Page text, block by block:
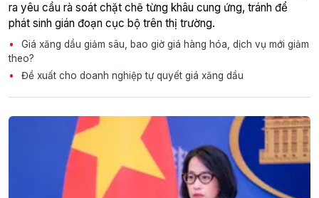
ra yêu cầu rà soát chặt chẽ từng khâu cung ứng, tránh để
phát sinh gián đoạn cục bộ trên thị trường.
Giá xăng dầu giảm sâu, bao giờ giá hàng hóa, dịch vụ mới giảm
theo?
Đề xuất cho doanh nghiệp tự quyết giá xăng dầu